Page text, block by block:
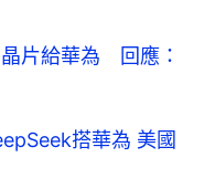
片給華為 回應：
搭華為 美國